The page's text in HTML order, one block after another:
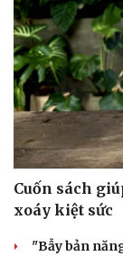
Cuốn sách
xoáy kiệt sức
"Bẫy bản